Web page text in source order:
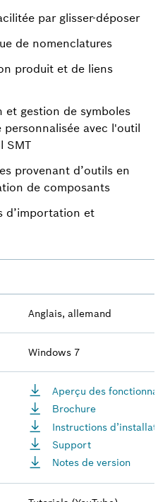
par glisser-déposer
de nomenclatures
produit et de liens
gestion de symboles
avec l'outil
SMT
provenant d’outils en
de composants
d’importation et
Anglais, allemand
Windows 7
Aperçu des
Brochure
Instructions
Support
Notes de version